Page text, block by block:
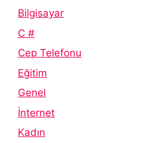
Bilgisayar
C #
Cep Telefonu
Eğitim
Genel
İnternet
Kadın